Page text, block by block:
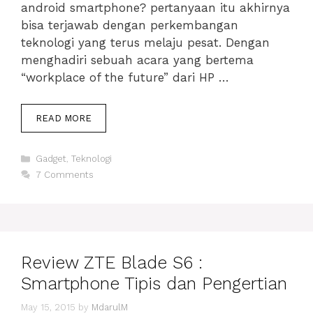
android smartphone? pertanyaan itu akhirnya
bisa terjawab dengan perkembangan
teknologi yang terus melaju pesat. Dengan
menghadiri sebuah acara yang bertema
“workplace of the future” dari HP …
READ MORE
NGE-
LEWAT
ANDROID
Categories
Gadget, Teknologi
7 Comments
Review ZTE Blade S6 :
Smartphone Tipis dan Pengertian
May 15, 2015 by MdarulM